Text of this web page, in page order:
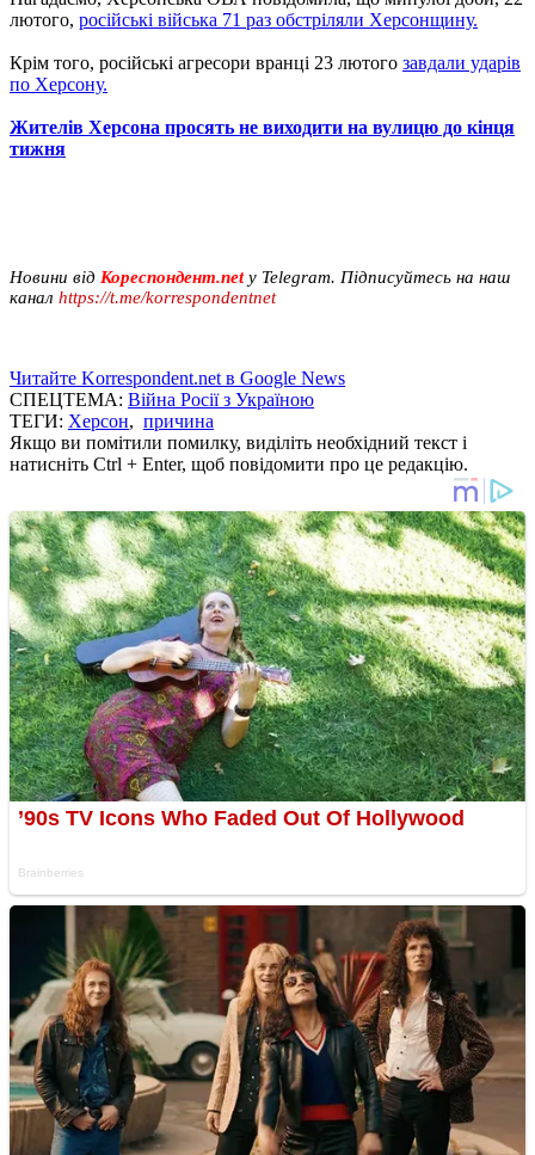
лютого, російські війська 71 раз обстріляли Херсонщину.
Крім того, російські агресори вранці 23 лютого завдали ударів
по Херсону.
Жителів Херсона просять не виходити на вулицю до кінця
тижня
Новини від Кореспондент.net у Telegram. Підписуйтесь на наш
канал https://t.me/korrespondentnet
Читайте Korrespondent.net в Google News
СПЕЦТЕМА: Війна Росії з Україною
ТЕГИ: Херсон, причина
Якщо ви помітили помилку, виділіть необхідний текст і
натисніть Ctrl + Enter, щоб повідомити про це редакцію.